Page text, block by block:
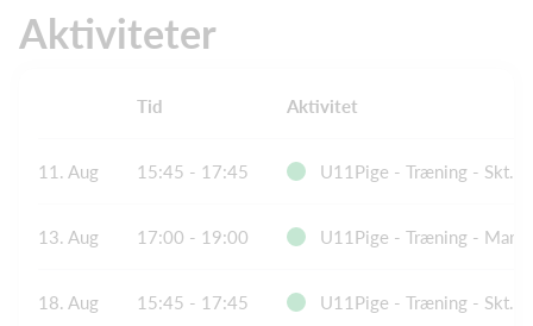
Aktiviteter
Tid Aktivitet
11. Aug 15:45 - 17:45 U11Pige - Træning - Skt.
13. Aug 17:00 - 19:00 U11Pige - Træning -
18. Aug 15:45 - 17:45 U11Pige - Træning - Skt.